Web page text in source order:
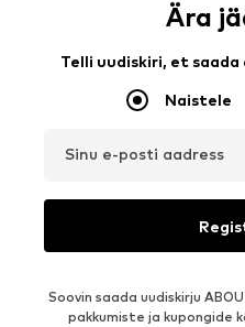
Ära
Telli uudiskiri, et saada
Naistele
Sinu e-posti aadress
Soovin saada uudiskirju
pakkumiste ja kupongide